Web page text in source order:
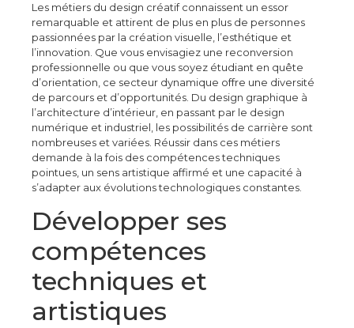
Les métiers du design créatif connaissent un essor
remarquable et attirent de plus en plus de personnes
passionnées par la création visuelle, l’esthétique et
l’innovation. Que vous envisagiez une reconversion
professionnelle ou que vous soyez étudiant en quête
d’orientation, ce secteur dynamique offre une diversité
de parcours et d’opportunités. Du design graphique à
l’architecture d’intérieur, en passant par le design
numérique et industriel, les possibilités de carrière sont
nombreuses et variées. Réussir dans ces métiers
demande à la fois des compétences techniques
pointues, un sens artistique affirmé et une capacité à
s’adapter aux évolutions technologiques constantes.
Développer ses
compétences
techniques et
artistiques